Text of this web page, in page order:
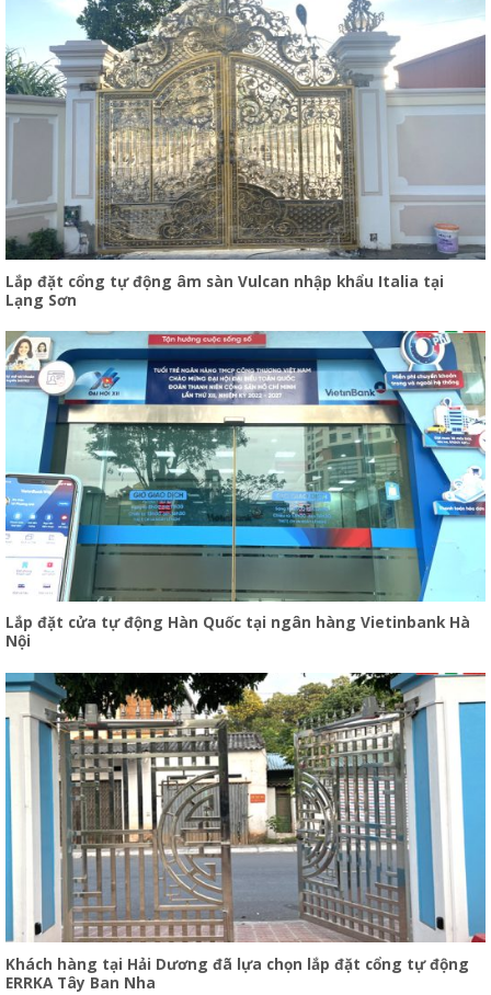
Lắp đặt cổng tự động âm sàn Vulcan nhập khẩu Italia tại
Lạng Sơn
Lắp đặt cửa tự động Hàn Quốc tại ngân hàng Vietinbank Hà
Nội
Khách hàng tại Hải Dương đã lựa chọn lắp đặt cổng tự động
ERRKA Tây Ban Nha